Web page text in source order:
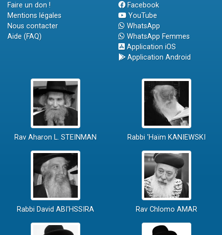
Faire un don !
Mentions légales
Nous contacter
Aide (FAQ)
Facebook
YouTube
WhatsApp
WhatsApp Femmes
Application iOS
Application Android
Rav Aharon L. STEINMAN Rabbi 'Haïm KANIEWSKI
Rabbi David ABI'HSSIRA Rav Chlomo AMAR